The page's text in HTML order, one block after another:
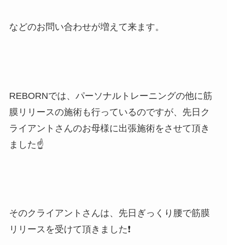
などのお問い合わせが増えて来ます。
REBORNでは、パーソナルトレーニングの他に筋
膜リリースの施術も行っているのですが、先日ク
ライアントさんのお母様に出張施術をさせて頂き
ました☝️
そのクライアントさんは、先日ぎっくり腰で筋膜
リリースを受けて頂きました❗️